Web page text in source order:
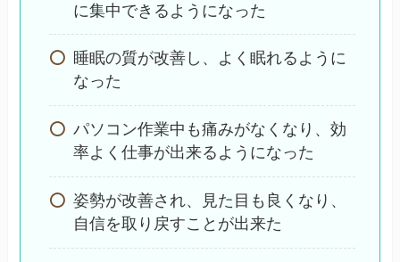
に集中できるようになった
睡眠の質が改善し、よく眠れるように
なった
パソコン作業中も痛みがなくなり、効
率よく仕事が出来るようになった
姿勢が改善され、見た目も良くなり、
自信を取り戻すことが出来た